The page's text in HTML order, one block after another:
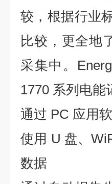
较，根据行业
比较，更全地
采集中。
1770 系列电
通过 PC 应用
使用 U 盘、
数据